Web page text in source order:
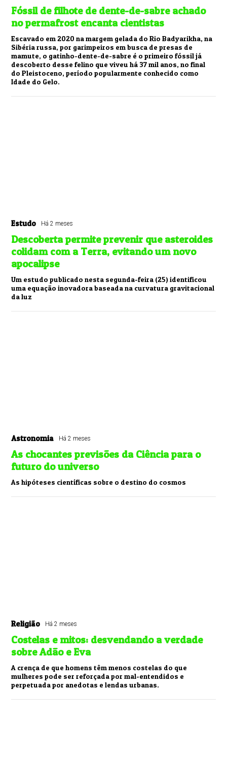
Fóssil de filhote de dente-de-sabre achado
no permafrost encanta cientistas
Escavado em 2020 na margem gelada do Rio Badyarikha, na
Sibéria russa, por garimpeiros em busca de presas de
mamute, o gatinho-dente-de-sabre é o primeiro fóssil já
descoberto desse felino que viveu há 37 mil anos, no final
do Pleistoceno, período popularmente conhecido como
Idade do Gelo.
Estudo Há 2 meses
Descoberta permite prevenir que asteroides
colidam com a Terra, evitando um novo
apocalipse
Um estudo publicado nesta segunda-feira (25) identificou
uma equação inovadora baseada na curvatura gravitacional
da luz
Astronomia Há 2 meses
As chocantes previsões da Ciência para o
futuro do universo
As hipóteses científicas sobre o destino do cosmos
Religião Há 2 meses
Costelas e mitos: desvendando a verdade
sobre Adão e Eva
A crença de que homens têm menos costelas do que
mulheres pode ser reforçada por mal-entendidos e
perpetuada por anedotas e lendas urbanas.